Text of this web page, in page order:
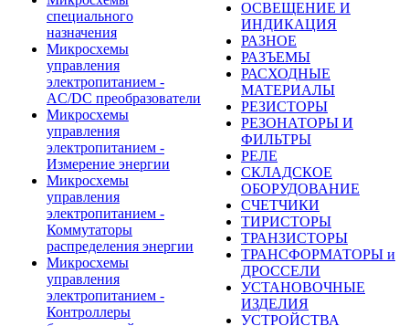
специального
назначения
Микросхемы
управления
электропитанием -
AC/DC преобразователи
Микросхемы
управления
электропитанием -
Измерение энергии
Микросхемы
управления
электропитанием -
Коммутаторы
распределения энергии
Микросхемы
управления
электропитанием -
Контроллеры
ОСВЕЩЕНИЕ И
ИНДИКАЦИЯ
РАЗНОЕ
РАЗЪЕМЫ
РАСХОДНЫЕ
МАТЕРИАЛЫ
РЕЗИСТОРЫ
РЕЗОНАТОРЫ И
ФИЛЬТРЫ
РЕЛЕ
СКЛАДСКОЕ
ОБОРУДОВАНИЕ
СЧЕТЧИКИ
ТИРИСТОРЫ
ТРАНЗИСТОРЫ
ТРАНСФОРМАТОРЫ и
ДРОССЕЛИ
УСТАНОВОЧНЫЕ
ИЗДЕЛИЯ
УСТРОЙСТВА